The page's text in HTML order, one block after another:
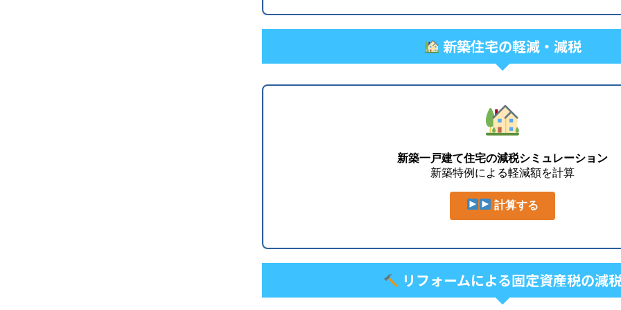
新築住宅の軽減・減税
新築一戸建て住宅の減税シミュレーション
新築特例による軽減額を計算
計算する
リフォームによる固定資産税の減